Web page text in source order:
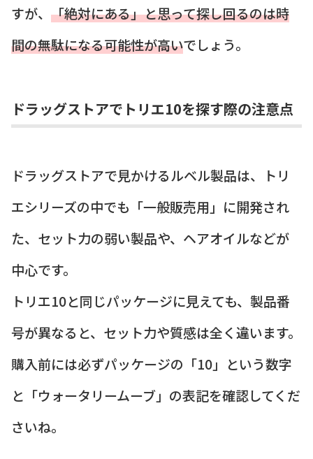
すが、 「絶対にある」と思って探し回るのは時
間の無駄になる可能性が高いでしょう。
ドラッグストアでトリエ10を探す際の注意点
ドラッグストアで見かけるルベル製品は、トリ
エシリーズの中でも「一般販売用」に開発され
た、セット力の弱い製品や、ヘアオイルなどが
中心です。
トリエ10と同じパッケージに見えても、製品番
号が異なると、セット力や質感は全く違います。
購入前には必ずパッケージの「10」という数字
と「ウォータリームーブ」の表記を確認してくだ
さいね。